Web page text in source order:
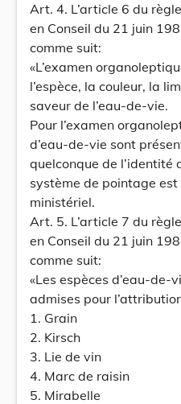
Art. 4. L’article 6 du
en Conseil du 21 juin
comme suit:
«L’examen
l’espèce, la couleur, la
saveur de l’eau-de-vie.
Pour l’examen
d’eau-de-vie sont
quelconque de l’identité
système de pointage
ministériel.
Art. 5. L’article 7 du
en Conseil du 21 juin
comme suit:
«Les espèces d’eau-de-
admises pour
1. Grain
2. Kirsch
3. Lie de vin
4. Marc de raisin
5. Mirabelle